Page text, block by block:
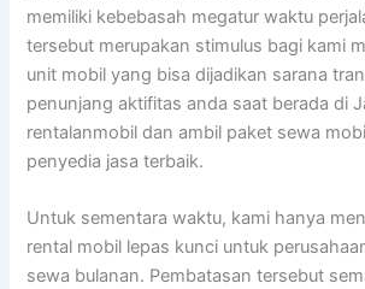
memiliki kebebasah megatur waktu
tersebut merupakan stimulus bagi kami
unit mobil yang bisa dijadikan sarana
penunjang aktifitas anda saat berada di
rentalanmobil dan ambil paket sewa
penyedia jasa terbaik.
Untuk sementara waktu, kami hanya
rental mobil lepas kunci untuk
sewa bulanan. Pembatasan tersebut